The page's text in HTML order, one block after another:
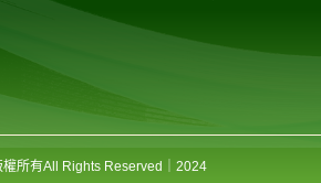
所有All Rights Reserved ｜2024